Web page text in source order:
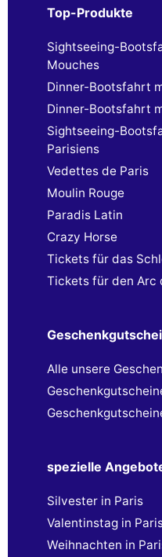
Top-Produkte
Sightseeing-
Mouches
Dinner-Bootsfahrt
Dinner-Bootsfahrt
Sightseeing-
Parisiens
Vedettes de Paris
Moulin Rouge
Paradis Latin
Crazy Horse
Tickets für das
Tickets für den Arc
Alle unsere
spezielle
Silvester in Paris
Valentinstag in
Weihnachten in